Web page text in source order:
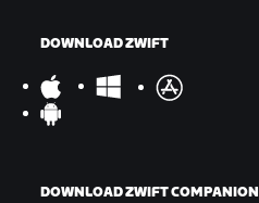
DOWNLOAD ZWIFT
DOWNLOAD ZWIFT COMPANION